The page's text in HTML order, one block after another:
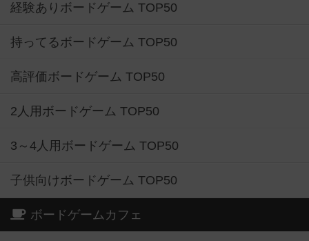
経験ありボードゲーム TOP50
持ってるボードゲーム TOP50
高評価ボードゲーム TOP50
2人用ボードゲーム TOP50
3～4人用ボードゲーム TOP50
子供向けボードゲーム TOP50
ボードゲームカフェ